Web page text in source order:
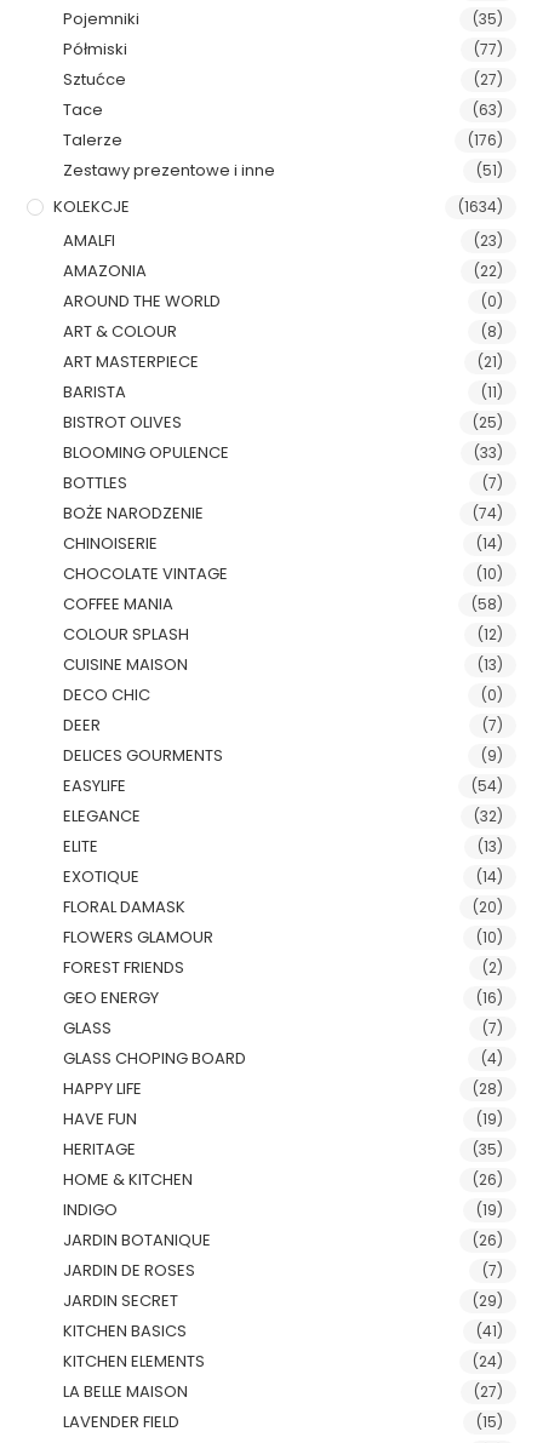
Pojemniki
(35)
Półmiski (77)
Sztućce (27)
Tace (63)
Talerze (176)
Zestawy prezentowe i inne (51)
KOLEKCJE (1634)
AMALFI (23)
AMAZONIA (22)
AROUND THE WORLD (0)
ART & COLOUR (8)
ART MASTERPIECE (21)
BARISTA (11)
BISTROT OLIVES (25)
BLOOMING OPULENCE (33)
BOTTLES (7)
BOŻE NARODZENIE (74)
CHINOISERIE (14)
CHOCOLATE VINTAGE (10)
COFFEE MANIA (58)
COLOUR SPLASH (12)
CUISINE MAISON (13)
DECO CHIC (0)
DEER (7)
DELICES GOURMENTS (9)
EASYLIFE (54)
ELEGANCE (32)
ELITE (13)
EXOTIQUE (14)
FLORAL DAMASK (20)
FLOWERS GLAMOUR (10)
FOREST FRIENDS (2)
GEO ENERGY (16)
GLASS (7)
GLASS CHOPING BOARD (4)
HAPPY LIFE (28)
HAVE FUN (19)
HERITAGE (35)
HOME & KITCHEN (26)
INDIGO (19)
JARDIN BOTANIQUE (26)
JARDIN DE ROSES (7)
JARDIN SECRET (29)
KITCHEN BASICS (41)
KITCHEN ELEMENTS (24)
LA BELLE MAISON (27)
LAVENDER FIELD (15)